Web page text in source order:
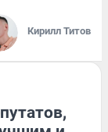
Кирилл Титов